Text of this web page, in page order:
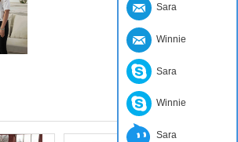
Sara
Winnie
Sara
Winnie
Sara